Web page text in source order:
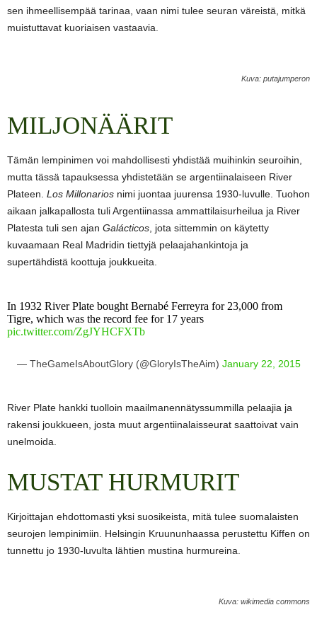
sen ihmeellisempää tarinaa, vaan nimi tulee seuran väreistä, mitkä
muistuttavat kuoriaisen vastaavia.
Kuva: putajumperon
MILJONÄÄRIT
Tämän lempinimen voi mahdollisesti yhdistää muihinkin seuroihin,
mutta tässä tapauksessa yhdistetään se argentiinalaiseen River
Plateen. Los Millonarios nimi juontaa juurensa 1930-luvulle. Tuohon
aikaan jalkapallosta tuli Argentiinassa ammattilaisurheilua ja River
Platesta tuli sen ajan Galácticos , jota sittemmin on käytetty
kuvaamaan Real Madridin tiettyjä pelaajahankintoja ja
supertähdistä koottuja joukkueita.
In 1932 River Plate bought Bernabé Ferreyra for 23,000 from
Tigre, which was the record fee for 17 years
pic.twitter.com/ZgJYHCFXTb
— TheGameIsAboutGlory (@GloryIsTheAim) January 22, 2015
River Plate hankki tuolloin maailmanennätyssummilla pelaajia ja
rakensi joukkueen, josta muut argentiinalaisseurat saattoivat vain
unelmoida.
MUSTAT HURMURIT
Kirjoittajan ehdottomasti yksi suosikeista, mitä tulee suomalaisten
seurojen lempinimiin. Helsingin Kruununhaassa perustettu Kiffen on
tunnettu jo 1930-luvulta lähtien mustina hurmureina.
Kuva: wikimedia commons